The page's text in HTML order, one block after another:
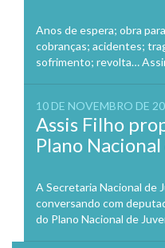
Anos de espera; obra
cobranças; acidentes;
sofrimento; revolta…
10 DE NOVEMBRO DE
Assis Filho
Plano
A Secretaria Nacional de
conversando com
do Plano Nacional de